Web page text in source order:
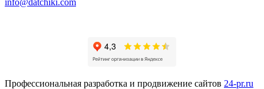
Профессиональная разработка и продвижение сайтов 24-pr.ru